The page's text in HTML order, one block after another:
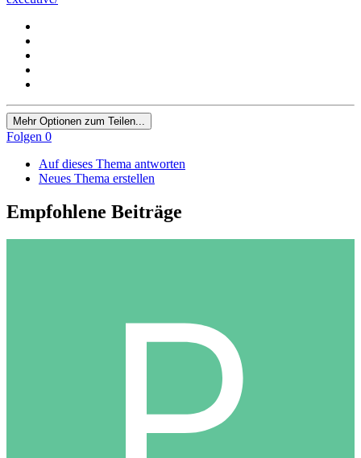
Mehr Optionen zum Teilen...
Folgen 0
Auf dieses Thema antworten
Neues Thema erstellen
Empfohlene Beiträge